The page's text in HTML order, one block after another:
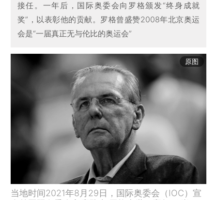
接任。一年后，国际奥委会向罗格颁发“终身成就
奖”，以表彰他的贡献。罗格曾盛赞2008年北京奥运
会是“一届真正无与伦比的奥运会”
原图
当地时间2021年8月29日，国际奥委会（IOC）宣